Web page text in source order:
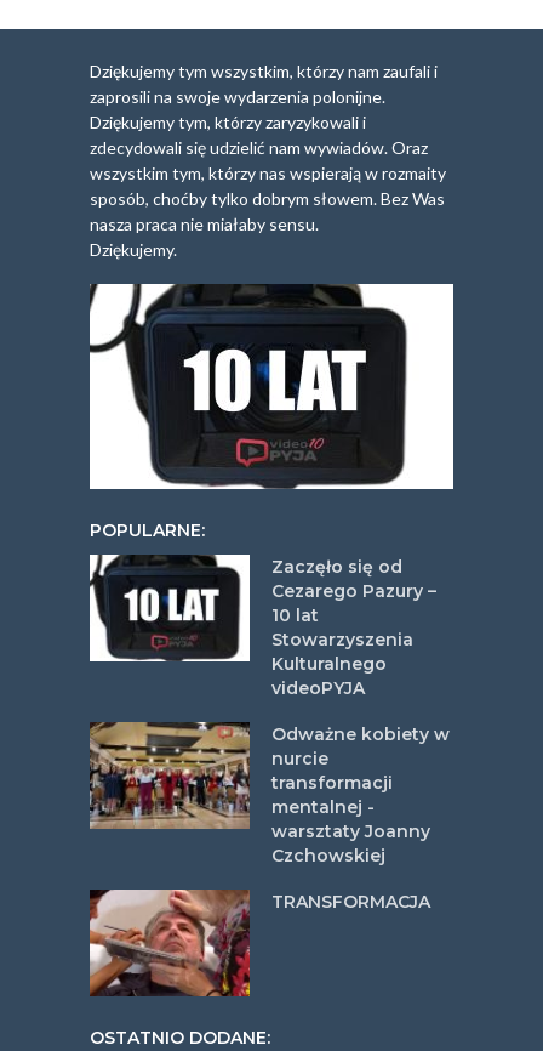
Dziękujemy tym wszystkim, którzy nam zaufali i
zaprosili na swoje wydarzenia polonijne.
Dziękujemy tym, którzy zaryzykowali i
zdecydowali się udzielić nam wywiadów. Oraz
wszystkim tym, którzy nas wspierają w rozmaity
sposób, choćby tylko dobrym słowem. Bez Was
nasza praca nie miałaby sensu.
Dziękujemy.
POPULARNE:
Zaczęło się od
Cezarego Pazury –
10 lat
Stowarzyszenia
Kulturalnego
videoPYJA
Odważne kobiety w
nurcie
transformacji
mentalnej -
warsztaty Joanny
Czchowskiej
TRANSFORMACJA
OSTATNIO DODANE: